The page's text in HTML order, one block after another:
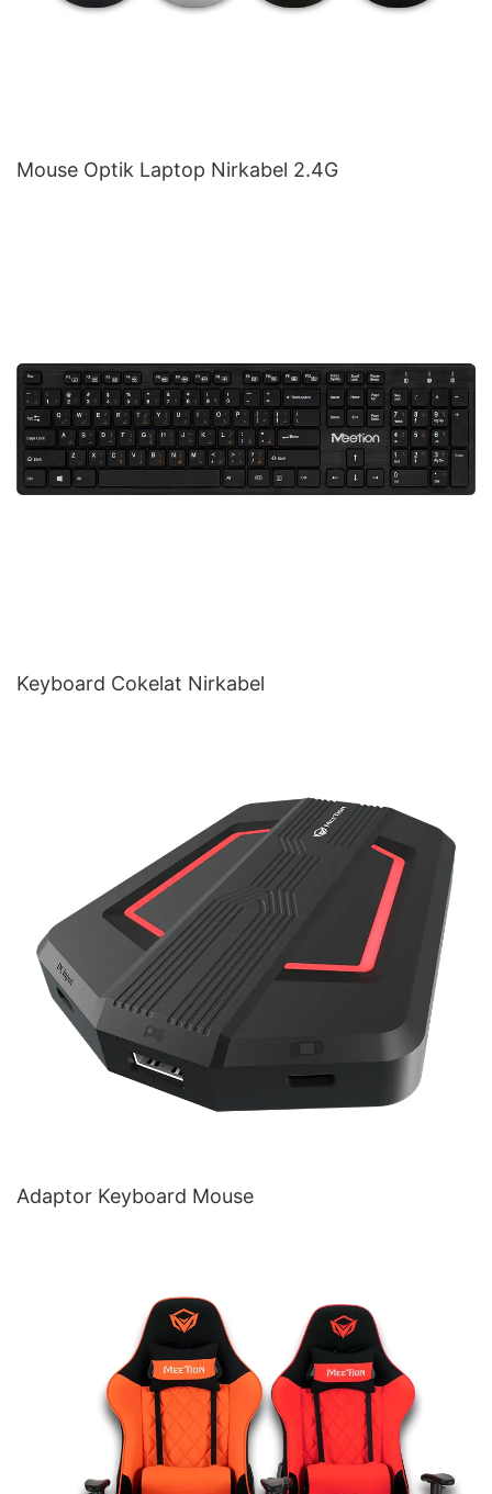
Mouse Optik Laptop Nirkabel 2.4G
Keyboard Cokelat Nirkabel
Adaptor Keyboard Mouse